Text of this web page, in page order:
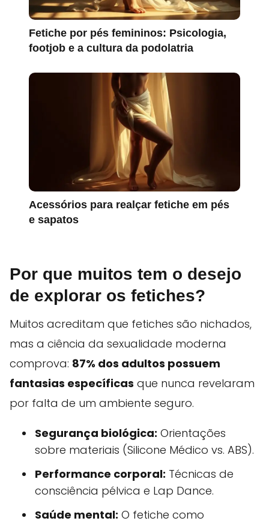
Fetiche por pés femininos: Psicologia,
footjob e a cultura da podolatria
Acessórios para realçar fetiche em pés
e sapatos
Por que muitos tem o desejo
de explorar os fetiches?
Muitos acreditam que fetiches são nichados,
mas a ciência da sexualidade moderna
comprova: 87% dos adultos possuem
fantasias específicas que nunca revelaram
por falta de um ambiente seguro.
Segurança biológica: Orientações
sobre materiais (Silicone Médico vs. ABS).
Performance corporal: Técnicas de
consciência pélvica e Lap Dance.
Saúde mental: O fetiche como